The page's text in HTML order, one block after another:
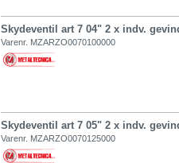
Skydeventil art 7 04" 2 x indv.
Varenr. MZARZO0070100000
Skydeventil art 7 05" 2 x indv.
Varenr. MZARZO0070125000